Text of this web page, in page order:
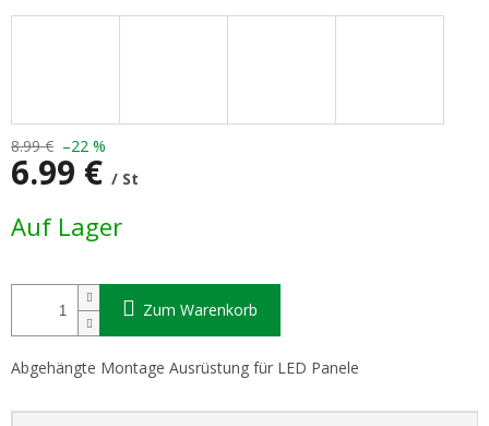
8.99 € –22 %
6.99 € / St
Auf Lager
Zum Warenkorb
Abgehängte Montage Ausrüstung für LED Panele